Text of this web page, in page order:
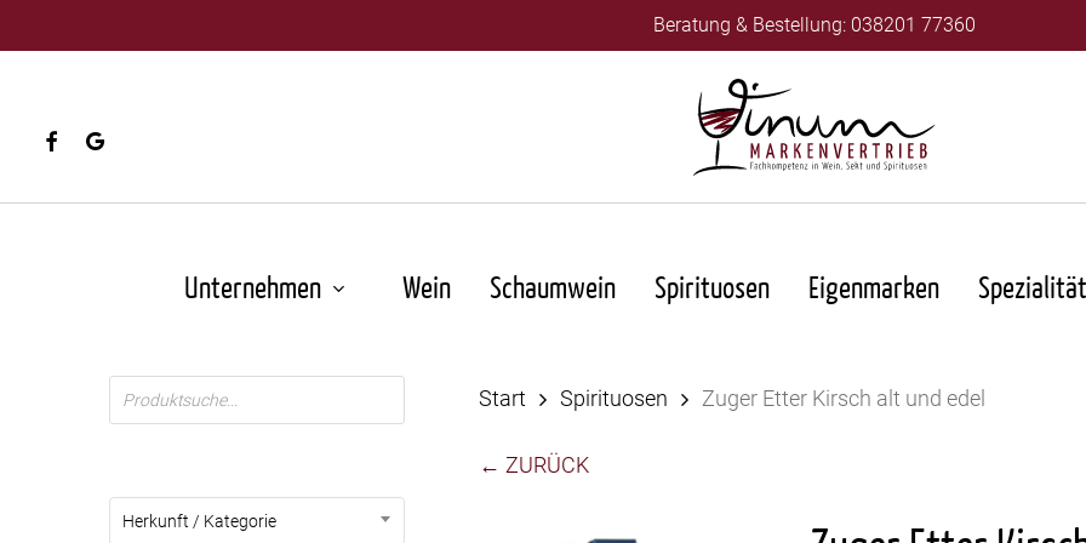
to
content
Beratung & Bestellung: 038201 77360
facebookgoogle-
Unternehmen Wein Schaumwein Spirituosen Eigenmarken
Products
search
Herkunft / Kategorie
Start Spirituosen Zuger Etter Kirsch alt und edel
← ZURÜCK